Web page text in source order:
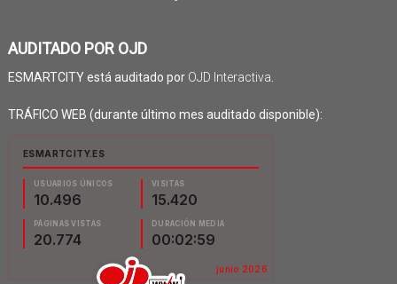
AUDITADO POR OJD
ESMARTCITY está auditado por OJD Interactiva
TRÁFICO WEB (durante último mes auditado disponible):